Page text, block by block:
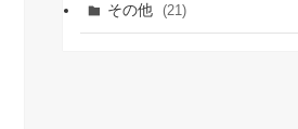
その他 (21)